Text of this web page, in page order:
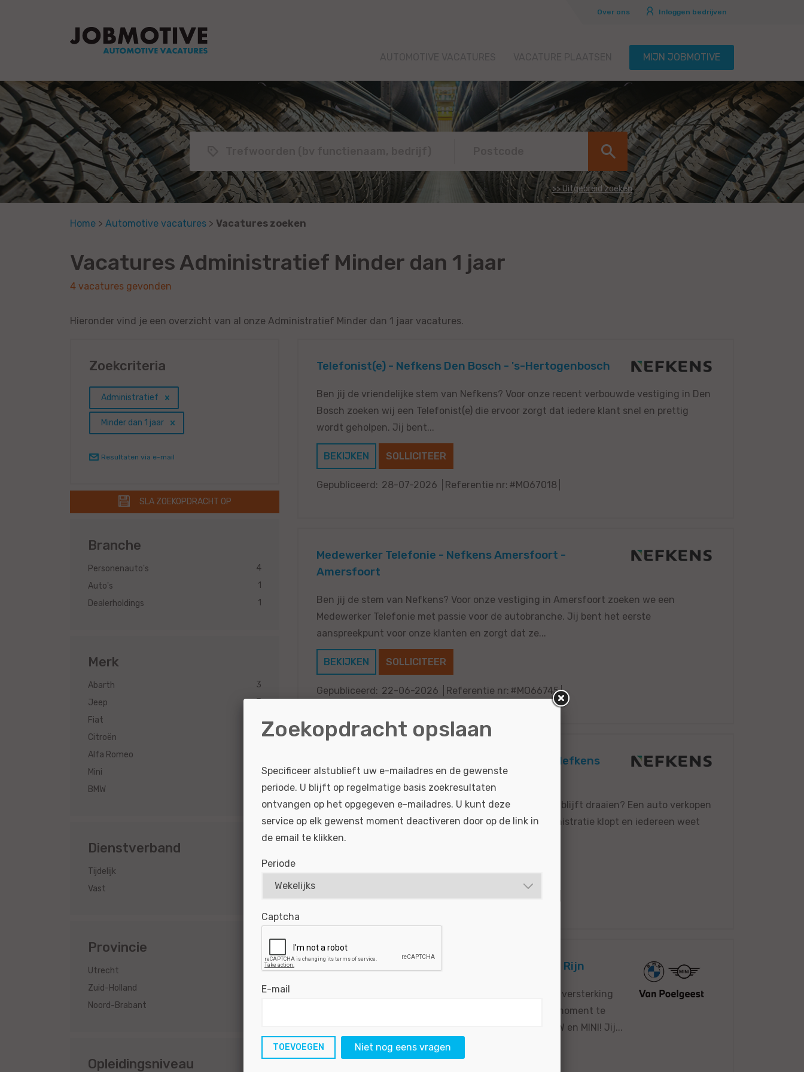
Over ons Inloggen bedrijven
MIJN JOBMOTIVE
>> Uitgebreid zoeken
Home > Automotive vacatures > Vacatures zoeken
Vacatures Administratief Minder dan 1 jaar
4 vacatures gevonden
Hieronder vind je een overzicht van al onze Administratief Minder dan 1 jaar vacatures.
Telefonist(e) - Nefkens Den Bosch - 's-Hertogenbosch
Ben jij de vriendelijke stem van Nefkens? Voor onze recent verbouwde vestiging in Den
Bosch zoeken wij een Telefonist(e) die ervoor zorgt dat iedere klant snel en prettig
wordt geholpen. Jij bent...
BEKIJKEN SOLLICITEER
Gepubliceerd: 28-07-2026 Referentie nr: #MO67018
Medewerker Telefonie - Nefkens Amersfoort -
Amersfoort
Ben jij de stem van Nefkens? Voor onze vestiging in Amersfoort zoeken we een
Medewerker Telefonie met passie voor de autobranche. Jij bent het eerste
aanspreekpunt voor onze klanten en zorgt dat ze...
BEKIJKEN SOLLICITEER
Gepubliceerd: 22-06-2026 Referentie nr: #MO66745
Administratief Medewerker Sales Support - Nefkens
Utrecht - Utrecht
Ben jij degene die zorgt dat alles achter de schermen blijft draaien? Een auto verkopen
is één ding. Zorgen dat die op tijd klaarstaat, de administratie klopt en iedereen weet
waar hij aan toe...
Parts Medewerker BMW MINI - Alphen aan den Rijn
Voor onze vestiging in Alphen aan den Rijn zoeken we versterking
voor het Parts Team! In ons magazijn hoef je je geen moment te
vervelen dankzij het gevarieerde assortiment van BMW en MINI! Jij...
BEKIJKEN SOLLICITEER
Zoekcriteria
Administratief
Minder dan 1 jaar
Resultaten via e-mail
SLA ZOEKOPDRACHT OP
Branche
Personenauto's
4
Auto's
1
Dealerholdings
1
Merk
Abarth
3
Jeep
3
Fiat
Citroën
Alfa Romeo
Mini
BMW
Dienstverband
Tijdelijk
Vast
Provincie
Utrecht
Zuid-Holland
Noord-Brabant
Opleidingsniveau
Zoekopdracht opslaan
Specificeer alstublieft uw e-mailadres en de gewenste
periode. U blijft op regelmatige basis zoekresultaten
ontvangen op het opgegeven e-mailadres. U kunt deze
service op elk gewenst moment deactiveren door op de link in
de email te klikken.
Periode
Captcha
E-mail
Niet nog eens vragen